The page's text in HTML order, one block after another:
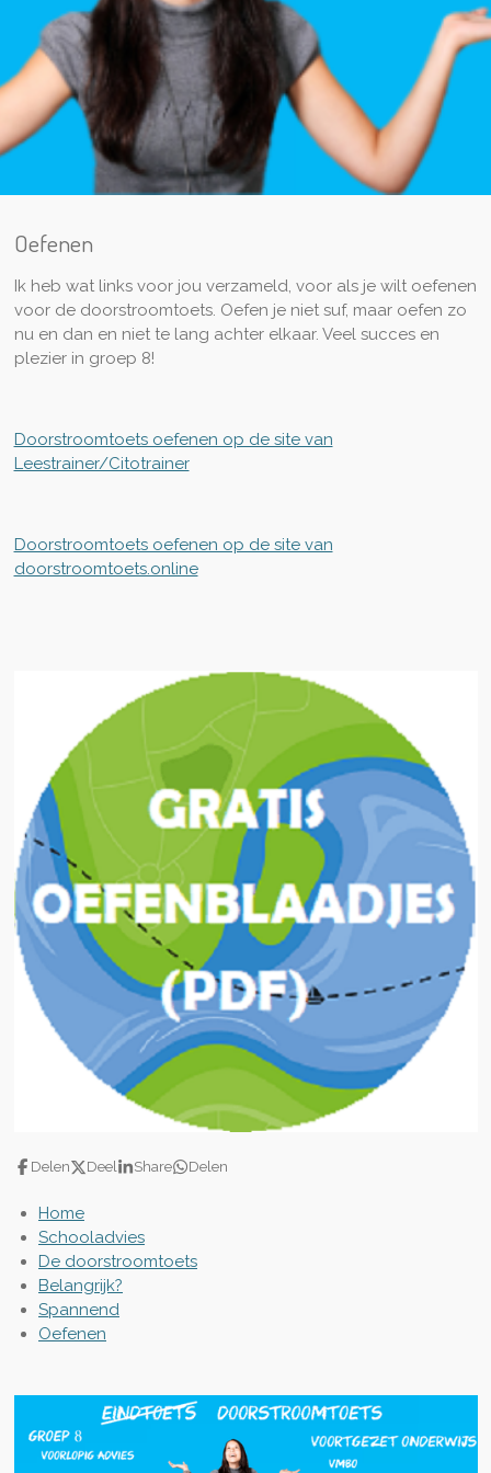
Oefenen
Ik heb wat links voor jou verzameld, voor als je wilt oefenen
voor de doorstroomtoets. Oefen je niet suf, maar oefen zo
nu en dan en niet te lang achter elkaar. Veel succes en
plezier in groep 8!
Doorstroomtoets oefenen op de site van
Leestrainer/Citotrainer
Doorstroomtoets oefenen op de site van
doorstroomtoets.online
Delen Deel Share Delen
Home
Schooladvies
De doorstroomtoets
Belangrijk?
Spannend
Oefenen